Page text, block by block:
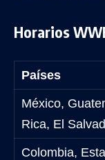
Horarios
Países
México,
Rica, El
Colombia,